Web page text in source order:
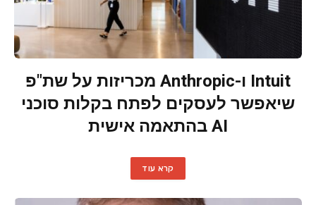
Intuit ו-Anthropic מכריזות על שת"פ
שיאפשר לעסקים לפתח בקלות סוכני
AI בהתאמה אישית
קרא עוד